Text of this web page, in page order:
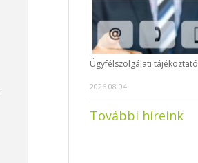
Ügyfélszolgálati tájékoztató
2026.08.04.
További híreink